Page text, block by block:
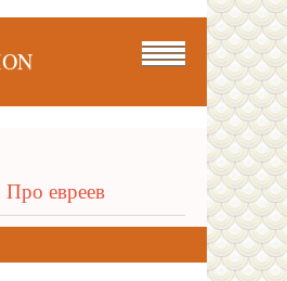
Про евреев